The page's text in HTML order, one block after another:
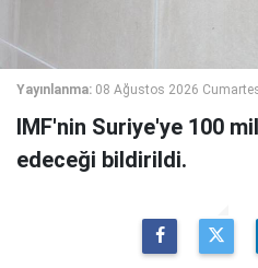
Yayınlanma: 08 Ağustos 2026
IMF'nin Suriye'ye 100
edeceği bildirildi.